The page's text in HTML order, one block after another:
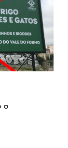
o